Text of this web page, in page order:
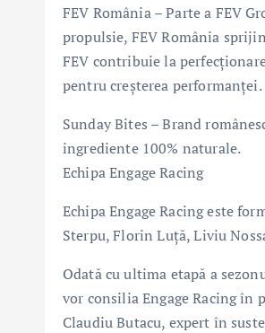
FEV România – Parte a FEV
propulsie, FEV România
FEV contribuie la
pentru creșterea performanței.
Sunday Bites – Brand
ingrediente 100% naturale.
Echipa Engage Racing
Echipa Engage Racing este
Sterpu, Florin Luță, Liviu
Odată cu ultima etapă a
vor consilia Engage Racing în
Claudiu Butacu, expert în